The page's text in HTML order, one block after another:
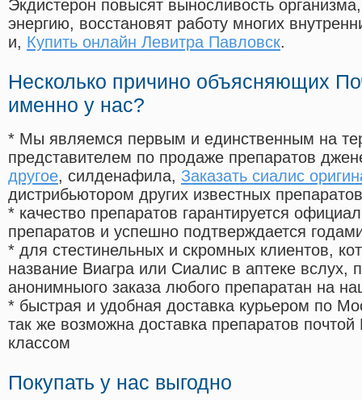
Экдистерон повысят выносливость
энергию, восстановят работу многих
и, Купить онлайн Левитра Павловск.
Несколько причино объясняющих
именно у нас?
* Мы являемся первым и единственным на
представителем по продаже препаратов
другое, силденафила, Заказать сиалис
дистрибьютором других известных препаратов
* качество препаратов гарантируется
препаратов и успешно подтверждается
* для стестинельных и скромных клиентов,
название Виагра или Сиалис в аптеке вслух,
анонимныого заказа любого препаратан на
* быстрая и удобная доставка курьером по
так же возможна доставка препаратов
классом
Покупать у нас выгодно